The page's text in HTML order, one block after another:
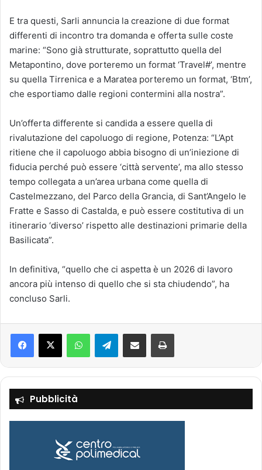
E tra questi, Sarli annuncia la creazione di due format
differenti di incontro tra domanda e offerta sulle coste
marine: “Sono già strutturate, soprattutto quella del
Metapontino, dove porteremo un format ‘Travel#’, mentre
su quella Tirrenica e a Maratea porteremo un format, ‘Btm’,
che esportiamo dalle regioni contermini alla nostra”.
Un’offerta differente si candida a essere quella di
rivalutazione del capoluogo di regione, Potenza: “L’Apt
ritiene che il capoluogo abbia bisogno di un’iniezione di
fiducia perché può essere ‘città servente’, ma allo stesso
tempo collegata a un’area urbana come quella di
Castelmezzano, del Parco della Grancia, di Sant’Angelo le
Fratte e Sasso di Castalda, e può essere costitutiva di un
itinerario ‘diverso’ rispetto alle destinazioni primarie della
Basilicata”.
In definitiva, “quello che ci aspetta è un 2026 di lavoro
ancora più intenso di quello che si sta chiudendo”, ha
concluso Sarli.
Telegram
Pubblicità